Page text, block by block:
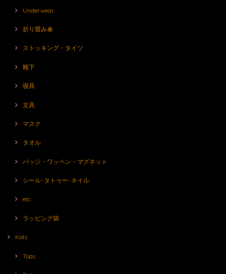
Underwear
折り畳み傘
ストッキング・タイツ
靴下
寝具
文具
マスク
タオル
バッジ・ワッペン・マグネット
シール･タトゥー･ネイル
etc.
ラッピング袋
Kids
Tops